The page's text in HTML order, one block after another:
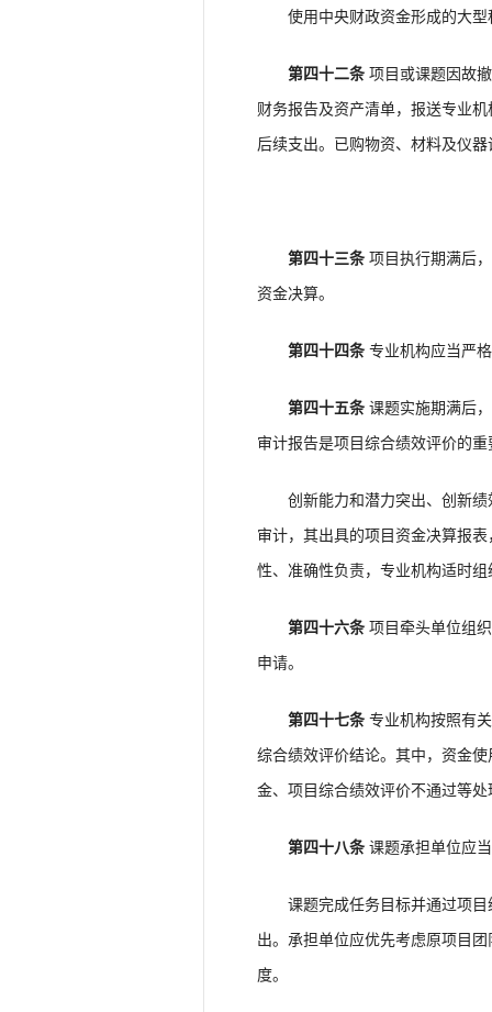
使用中央财政资金形成的大型
第四十二条项目或课题因故
财务报告及资产清单，报送专业
后续支出。已购物资、材料及仪
第四十三条项目执行期满后
资金决算。
第四十四条专业机构应当严
第四十五条课题实施期满后
审计报告是项目综合绩效评价的重
创新能力和潜力突出、创新绩
审计，其出具的项目资金决算报
性、准确性负责，专业机构适时组
第四十六条项目牵头单位组
申请。
第四十七条专业机构按照有
综合绩效评价结论。其中，资金
金、项目综合绩效评价不通过等处
第四十八条课题承担单位应
课题完成任务目标并通过项目
出。承担单位应优先考虑原项目
度。